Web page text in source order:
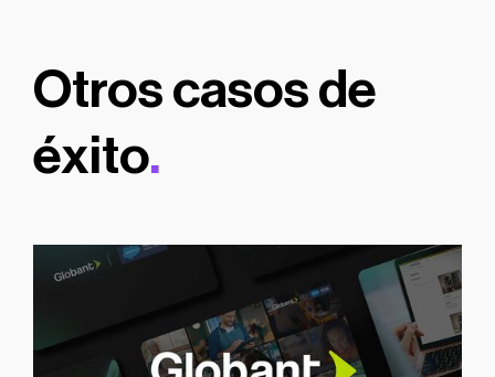
Otros casos de
éxito.